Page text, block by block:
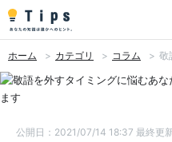
ホーム カテゴリ コラム
公開日：2021/07/14 18:37 最終更